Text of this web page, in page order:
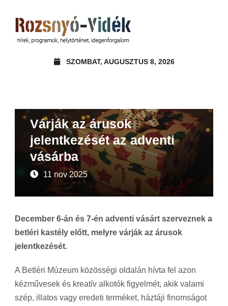
SZOMBAT, AUGUSZTUS 8, 2026
Várják az árusok
jelentkezését az adventi
vásárba
11 nov 2025
December 6-án és 7-én adventi vásárt szerveznek a
betléri kastély előtt, melyre várják az árusok
jelentkezését.
A Betléri Múzeum közösségi oldalán hívta fel azon
kézművesek és kreatív alkotók figyelmét, akik valami
szép, illatos vagy eredeti terméket, háztáji finomságot